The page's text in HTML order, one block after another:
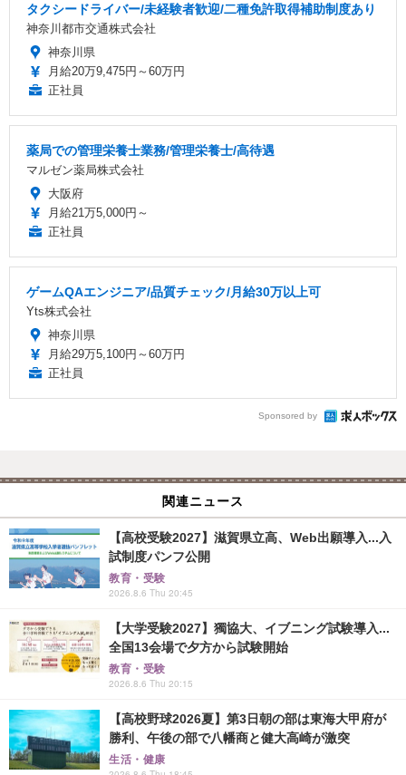
タクシードライバー/未経験者歓迎/二種免許取得補助制度あり
神奈川都市交通株式会社
神奈川県
月給20万9,475円～60万円
正社員
薬局での管理栄養士業務/管理栄養士/高待遇
マルゼン薬局株式会社
大阪府
月給21万5,000円～
正社員
ゲームQAエンジニア/品質チェック/月給30万以上可
Yts株式会社
神奈川県
月給29万5,100円～60万円
正社員
Sponsored by
関連ニュース
【高校受験2027】滋賀県立高、Web出願導入...入
試制度パンフ公開
教育・受験
2026.8.6 Thu 20:45
【大学受験2027】獨協大、イブニング試験導入...
全国13会場で夕方から試験開始
教育・受験
2026.8.6 Thu 20:15
【高校野球2026夏】第3日朝の部は東海大甲府が
勝利、午後の部で八幡商と健大高崎が激突
生活・健康